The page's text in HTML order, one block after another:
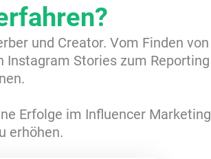
und Creator. Vom Finden von
Instagram Stories zum Reporting
Erfolge im Influencer Marketing
erhöhen.